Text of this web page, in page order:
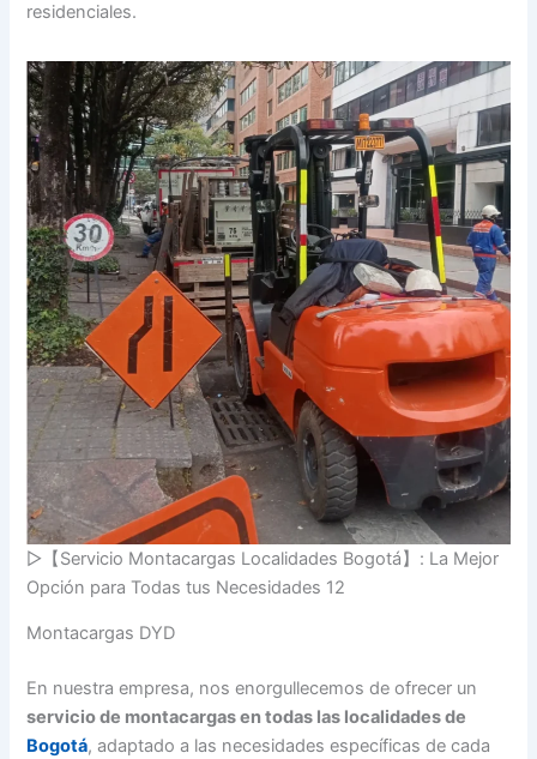
residenciales.
▷【Servicio Montacargas Localidades Bogotá】: La Mejor
Opción para Todas tus Necesidades 12
Montacargas DYD
En nuestra empresa, nos enorgullecemos de ofrecer un
servicio de montacargas en todas las localidades de
Bogotá, adaptado a las necesidades específicas de cada